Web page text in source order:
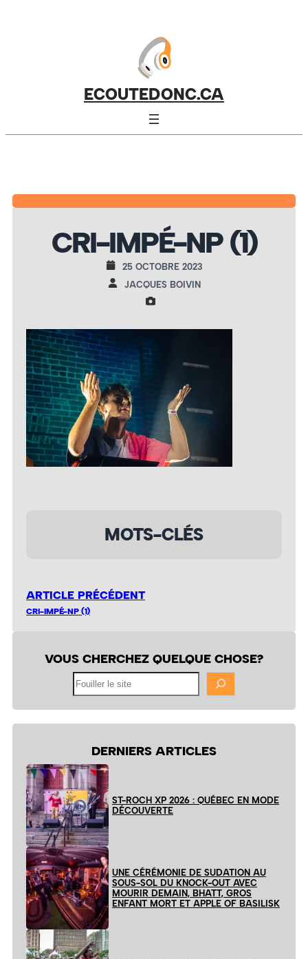
ECOUTEDONC.CA
CRI-IMPÉ-NP (1)
25 OCTOBRE 2023
JACQUES BOIVIN
MOTS-CLÉS
ARTICLE PRÉCÉDENT
CRI-IMPÉ-NP (1)
VOUS CHERCHEZ QUELQUE CHOSE?
DERNIERS ARTICLES
ST-ROCH XP 2026 : QUÉBEC EN MODE
DÉCOUVERTE
UNE CÉRÉMONIE DE SUDATION AU
SOUS-SOL DU KNOCK-OUT AVEC
MOURIR DEMAIN, BHATT, GROS
ENFANT MORT ET APPLE OF BASILISK